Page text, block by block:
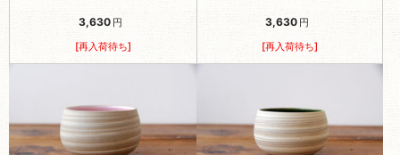
3,630 円
[再入荷待ち]
3,630 円
[再入荷待ち]